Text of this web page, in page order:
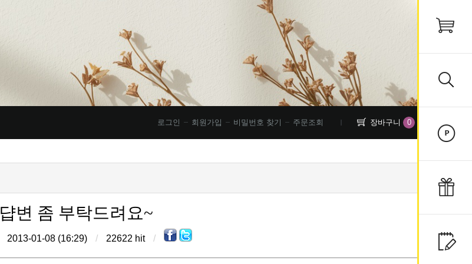
장바구니 0
주문조회
비밀번호 찾기
회원가입
로그인
댭변 좀 부탁드려요~
2013-01-08 (16:29) / 22622 hit /